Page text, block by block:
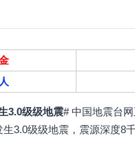
3.0级级地震# 中国地震台
3.0级级地震，震源深度8千